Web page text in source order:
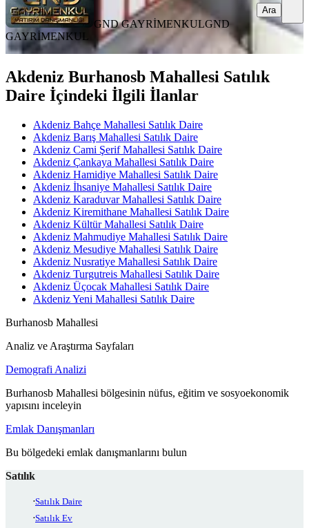
GND GAYRİMENKULGND
GAYRİMENKUL
Ara
Akdeniz Burhanosb Mahallesi Satılık
Daire İçindeki İlgili İlanlar
Akdeniz Bahçe Mahallesi Satılık Daire
Akdeniz Barış Mahallesi Satılık Daire
Akdeniz Cami Şerif Mahallesi Satılık Daire
Akdeniz Çankaya Mahallesi Satılık Daire
Akdeniz Hamidiye Mahallesi Satılık Daire
Akdeniz İhsaniye Mahallesi Satılık Daire
Akdeniz Karaduvar Mahallesi Satılık Daire
Akdeniz Kiremithane Mahallesi Satılık Daire
Akdeniz Kültür Mahallesi Satılık Daire
Akdeniz Mahmudiye Mahallesi Satılık Daire
Akdeniz Mesudiye Mahallesi Satılık Daire
Akdeniz Nusratiye Mahallesi Satılık Daire
Akdeniz Turgutreis Mahallesi Satılık Daire
Akdeniz Üçocak Mahallesi Satılık Daire
Akdeniz Yeni Mahallesi Satılık Daire
Burhanosb Mahallesi
Analiz ve Araştırma Sayfaları
Demografi Analizi
Burhanosb Mahallesi bölgesinin nüfus, eğitim ve sosyoekonomik
yapısını inceleyin
Emlak Danışmanları
Bu bölgedeki emlak danışmanlarını bulun
Satılık
Satılık Daire
Satılık Ev